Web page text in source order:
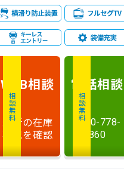
相談無料
WEB相談
最新の在庫
状況を確認
相談無料
電話相談
0120-778-
860